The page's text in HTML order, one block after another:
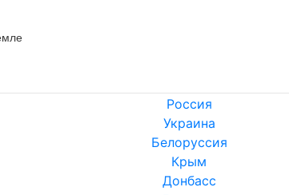
Россия
Украина
Белоруссия
Крым
Донбасс